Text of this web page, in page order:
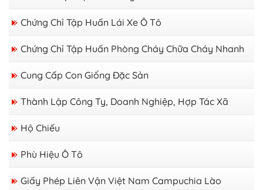
Chứng Chỉ Tập Huấn Lái Xe Ô Tô
Chứng Chỉ Tập Huấn Phòng Cháy Chữa Cháy Nhanh
Cung Cấp Con Giống Đặc Sản
Thành Lập Công Ty, Doanh Nghiệp, Hợp Tác Xã
Hộ Chiếu
Phù Hiệu Ô Tô
Giấy Phép Liên Vận Việt Nam Campuchia Lào